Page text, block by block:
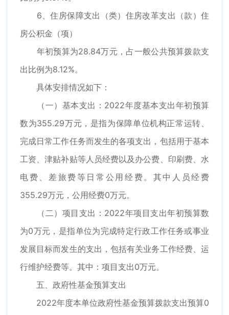
6、住房保障支出（类）住房改革支出（款）住
房公积金（项）
年初预算为28.84万元，占一般公共预算拨款支
出比例为8.12%。
具体安排情况如下：
（一）基本支出：2022年度基本支出年初预算
数为355.29万元，是指为保障单位机构正常运转、
完成日常工作任务而发生的各项支出，包括用于基本
工资、津贴补贴等人员经费以及办公费、印刷费、水
电费、差旅费等日常公用经费。其中人员经费
355.29万元，公用经费0万元。
（二）项目支出：2022年项目支出年初预算数
为0万元，是指单位为完成特定行政工作任务或事业
发展目标而发生的支出，包括有关业务工作经费、运
行维护经费等。其中：项目支出0万元。
五、政府性基金预算支出
2022年度本单位政府性基金预算拨款支出预算0